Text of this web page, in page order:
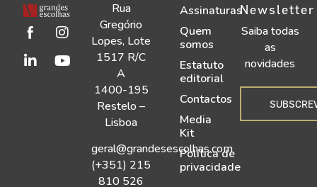
Rua
Gregório
Lopes, Lote
1517 R/C
A
1400-195
Restelo –
Lisboa
geral@grandesescolhas.com
(+351) 215
810 526
Assinaturas
Quem
somos
Estatuto
editorial
Contactos
Media
Kit
Política de
privacidade
Newsletter
Saiba todas
as
novidades